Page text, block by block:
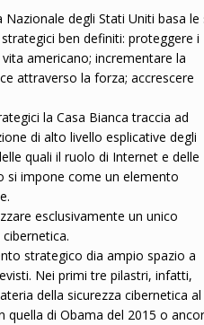
degli Stati Uniti basa le
ben definiti: proteggere i
americano; incrementare la
attraverso la forza; accrescere
la Casa Bianca traccia ad
di alto livello esplicative degli
quali il ruolo di Internet e delle
si impone come un elemento
esclusivamente un unico
strategico dia ampio spazio a
Nei primi tre pilastri, infatti,
della sicurezza cibernetica al
quella di Obama del 2015 o ancor